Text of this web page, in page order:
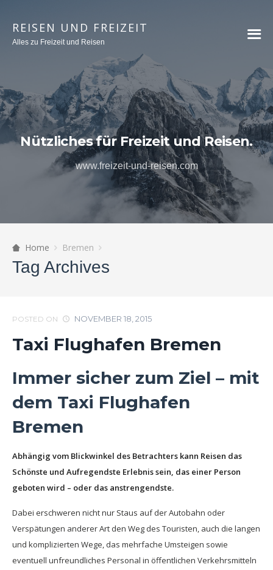
REISEN UND FREIZEIT
Alles zu Freizeit und Reisen
Nützliches für Freizeit und Reisen.
www.freizeit-und-reisen.com
Home Bremen
Tag Archives
POSTED ON NOVEMBER 18, 2015
Taxi Flughafen Bremen
Immer sicher zum Ziel – mit
dem Taxi Flughafen
Bremen
Abhängig vom Blickwinkel des Betrachters kann Reisen das
Schönste und Aufregendste Erlebnis sein, das einer Person
geboten wird – oder das anstrengendste.
Dabei erschweren nicht nur Staus auf der Autobahn oder
Verspätungen anderer Art den Weg des Touristen, auch die langen
und komplizierten Wege, das mehrfache Umsteigen sowie
eventuell unfreundliches Personal in öffentlichen Verkehrsmitteln